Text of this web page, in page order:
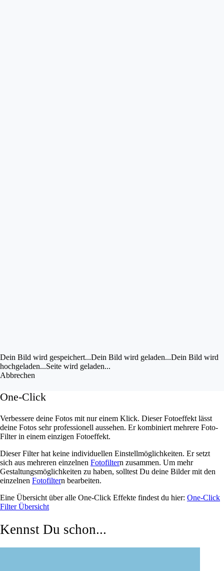
Dein Bild wird gespeichert...Dein Bild wird geladen...Dein Bild wird
hochgeladen...Seite wird geladen...
Abbrechen
One-Click
Verbessere deine Fotos mit nur einem Klick. Dieser Fotoeffekt lässt
deine Fotos sehr professionell aussehen. Er kombiniert mehrere Foto-
Filter in einem einzigen Fotoeffekt.
Dieser Filter hat keine individuellen Einstellmöglichkeiten. Er setzt
sich aus mehreren einzelnen Fotofiltern zusammen. Um mehr
Gestaltungsmöglichkeiten zu haben, solltest Du deine Bilder mit den
einzelnen Fotofiltern bearbeiten.
Eine Übersicht über alle One-Click Effekte findest du hier: One-Click
Filter Übersicht
Kennst Du schon...